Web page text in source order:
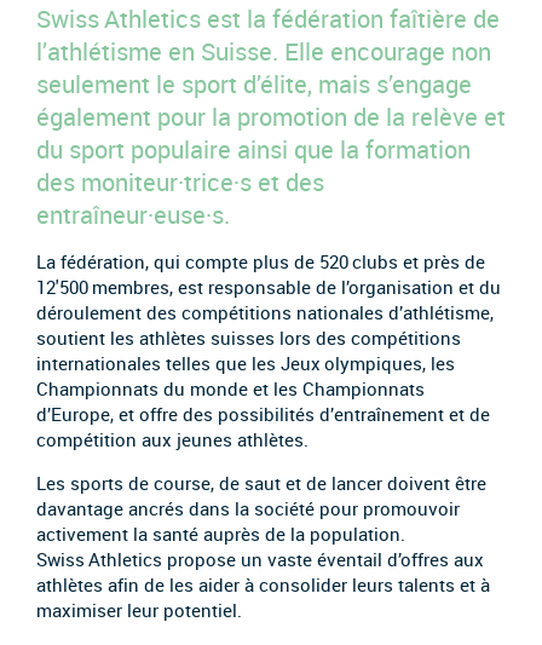
Swiss Athletics est la fédération faîtière de
l’athlétisme en Suisse. Elle encourage non
seulement le sport d’élite, mais s’engage
également pour la promotion de la relève et
du sport populaire ainsi que la formation
des moniteur·trice·s et des
entraîneur·euse·s.
La fédération, qui compte plus de 520 clubs et près de
12'500 membres, est responsable de l’organisation et du
déroulement des compétitions nationales d’athlétisme,
soutient les athlètes suisses lors des compétitions
internationales telles que les Jeux olympiques, les
Championnats du monde et les Championnats
d’Europe, et offre des possibilités d’entraînement et de
compétition aux jeunes athlètes.
Les sports de course, de saut et de lancer doivent être
davantage ancrés dans la société pour promouvoir
activement la santé auprès de la population.
Swiss Athletics propose un vaste éventail d’offres aux
athlètes afin de les aider à consolider leurs talents et à
maximiser leur potentiel.